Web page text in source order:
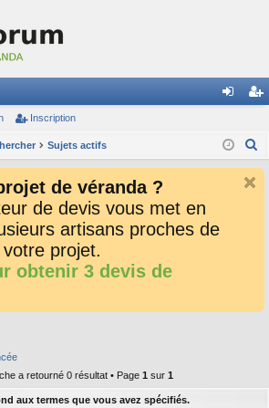
ne cri
Inscription
Sujets actifs
de véranda ?
de devis vous met en
artisans proches de
projet.
obtenir 3 devis de
a retourné 0 résultat • Page 1 sur 1
aux termes que vous avez spécifiés.